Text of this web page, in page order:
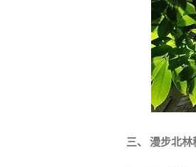
三、 漫步北